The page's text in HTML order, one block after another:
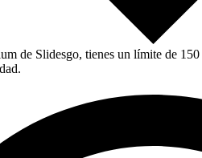
de Slidesgo, tienes un límite de